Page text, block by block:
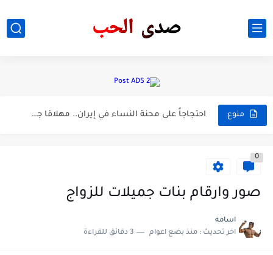
منوع احتجاجاً على محنة النساء في إيران.. مهلاقا جابري‎ بفستان "المشنقة"
0
صور وارقام بنات جميلات للزواج
اسامه
اخر تحديث : منذ بضع اعوام 3 دقائق للقراءة